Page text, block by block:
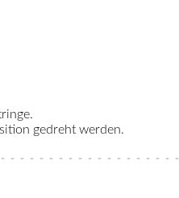
gedreht werden.